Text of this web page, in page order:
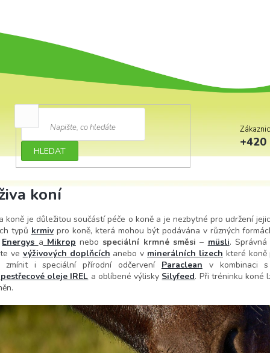
HLEDAT
+420
koní
koně je důležitou součástí péče o koně a je nezbytné pro udržení
typů krmivpro koně, která mohou být podávána v různých
Energys a Mikrop nebo speciální krmné směsi – müsli.
ve výživových doplňcích anebo v minerálních lizech které koně
zmínit i speciální přírodní odčervení Paraclean v kombinaci
oleje IREL a oblíbené výlisky Silyfeed. Při tréninku koné